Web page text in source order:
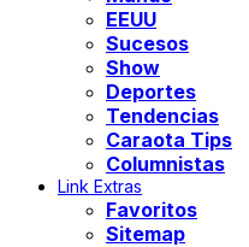
EEUU
Sucesos
Show
Deportes
Tendencias
Caraota Tips
Columnistas
Link Extras
Favoritos
Sitemap